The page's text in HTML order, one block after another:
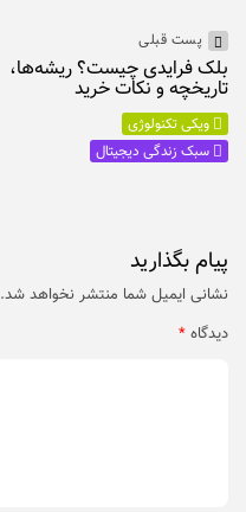
پست قبلی
بلک فرایدی چیست؟ ریشه‌ها،
تاریخچه و نکات خرید
ویکی تکنولوژی
سبک زندگی دیجیتال
پیام بگذارید
نشانی ایمیل شما منتشر نخواهد شد.
دیدگاه *